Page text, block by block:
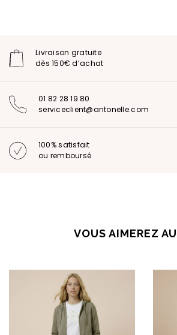
Livraison gratuite
dès 150€ d’achat
01 82 28 19 80
serviceclient@antonelle.com
100% satisfait
ou remboursé
VOUS AIMEREZ